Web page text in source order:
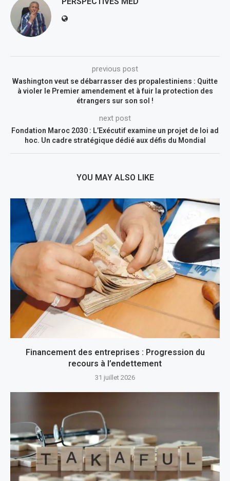
previous post
Washington veut se débarrasser des propalestiniens : Quitte
à violer le Premier amendement et à fuir la protection des
étrangers sur son sol !
next post
Fondation Maroc 2030 : L’Exécutif examine un projet de loi ad
hoc. Un cadre stratégique dédié aux défis du Mondial
YOU MAY ALSO LIKE
Financement des entreprises : Progression du
recours à l’endettement
31 juillet 2026